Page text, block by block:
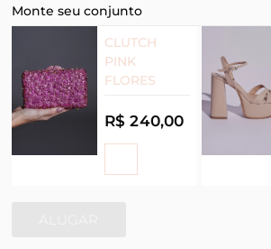
Monte seu conjunto
CLUTCH
PINK
FLORES
R$ 240,00